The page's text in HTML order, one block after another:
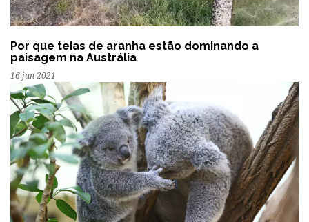
Por que teias de aranha estão dominando a
paisagem na Austrália
16 jun 2021